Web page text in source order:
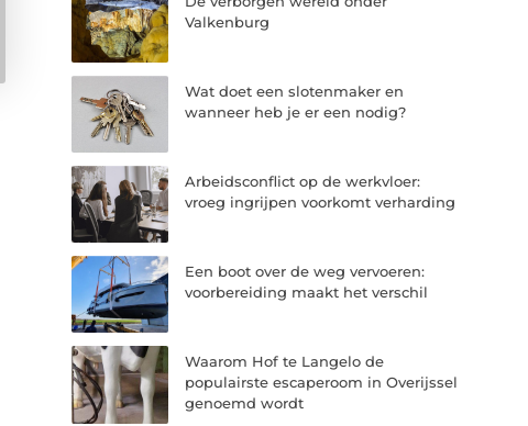
Valkenburg
Wat doet een slotenmaker en
wanneer heb je er een nodig?
Arbeidsconflict op de werkvloer:
vroeg ingrijpen voorkomt verharding
Een boot over de weg vervoeren:
voorbereiding maakt het verschil
Waarom Hof te Langelo de
populairste escaperoom in Overijssel
genoemd wordt